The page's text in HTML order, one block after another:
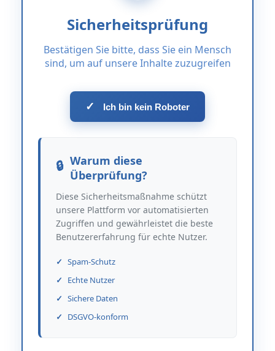
Sicherheitsprüfung
Bestätigen Sie bitte, dass Sie ein Mensch
sind, um auf unsere Inhalte zuzugreifen
✓ Ich bin kein Roboter
Warum diese
Überprüfung?
Diese Sicherheitsmaßnahme schützt
unsere Plattform vor automatisierten
Zugriffen und gewährleistet die beste
Benutzererfahrung für echte Nutzer.
Spam-Schutz
Echte Nutzer
Sichere Daten
DSGVO-konform